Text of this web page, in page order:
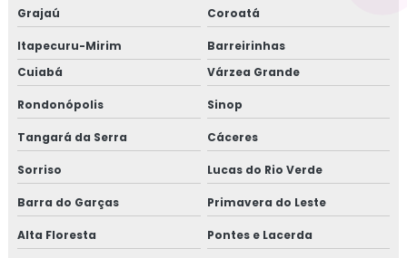
Grajaú Coroatá
Itapecuru-Mirim
Barreirinhas
Cuiabá
Várzea Grande
Rondonópolis Sinop
Tangará da Serra Cáceres
Sorriso Lucas do Rio Verde
Barra do Garças Primavera do Leste
Alta Floresta Pontes e Lacerda